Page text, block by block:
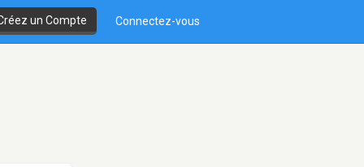
un Compte Connectez-vous